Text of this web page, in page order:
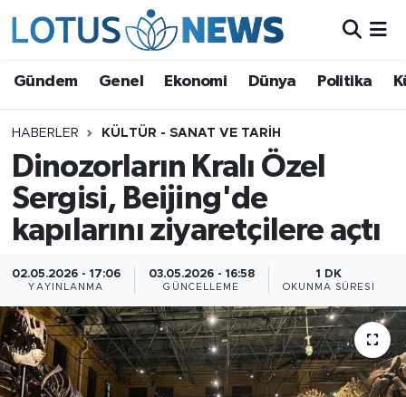
Gündem Genel Ekonomi Dünya Politika
HABERLER KÜLTÜR - SANAT VE TARIH
Dinozorların Kralı Özel
Sergisi, Beijing'de
kapılarını ziyaretçilere açtı
02.05.2026 - 17:06
YAYINLANMA
03.05.2026 - 16:58
GÜNCELLEME
1 DK
OKUNMA SÜRESI
Ekonomi
Dünya
Politika
Bilim ve Teknoloji
Çin Fuarları